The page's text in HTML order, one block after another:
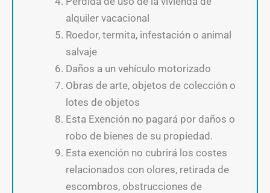
alquiler vacacional
Roedor, termita, infestación o animal
salvaje
Daños a un vehículo motorizado
Obras de arte, objetos de colección o
lotes de objetos
Esta Exención no pagará por daños o
robo de bienes de su propiedad.
Esta exención no cubrirá los costes
relacionados con olores, retirada de
escombros, obstrucciones de